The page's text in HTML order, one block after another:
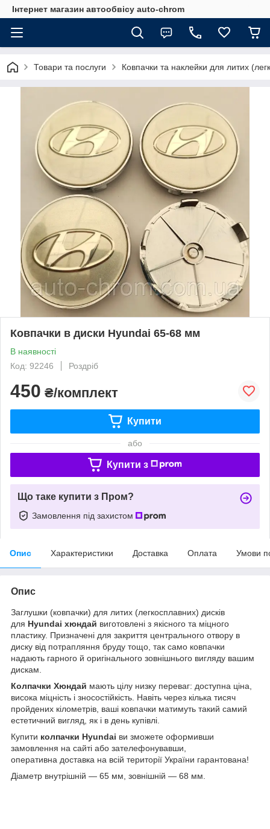
Інтернет магазин автообвісу auto-chrom
Товари та послуги Ковпачки та наклейки для литих
Ковпачки в диски Hyundai 65-68 мм
В наявності
Код: 92246
Роздріб
450 ₴/комплект
Купити
або
Купити з
Що таке купити з Пром?
Замовлення під захистом
Опис Характеристики Доставка Оплата Умови
Опис
Заглушки (ковпачки) для литих (легкосплавних) дисків
для Hyundai хюндай виготовлені з якісного та міцного
пластику. Призначені для закриття центрального отвору в
диску від потрапляння бруду тощо, так само ковпачки
надають гарного й оригінального зовнішнього вигляду вашим
дискам.
Колпачки Хюндай мають цілу низку переваг: доступна ціна,
висока міцність і зносостійкість. Навіть через кілька тисяч
пройдених кілометрів, ваші ковпачки матимуть такий самий
естетичний вигляд, як і в день купівлі.
Купити колпачки Hyundai ви зможете оформивши
замовлення на сайті або зателефонувавши,
оперативна доставка на всій території України гарантована!
Діаметр внутрішній — 65 мм, зовнішній — 68 мм.